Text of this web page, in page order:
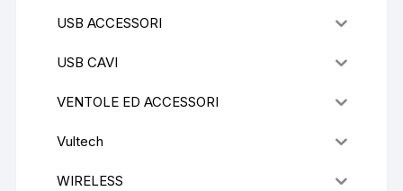
USB ACCESSORI
USB CAVI
VENTOLE ED ACCESSORI
Vultech
WIRELESS